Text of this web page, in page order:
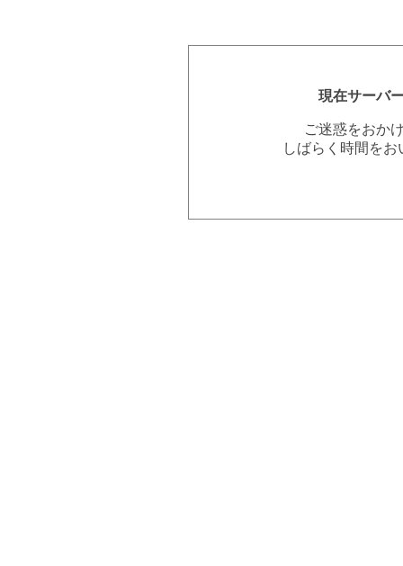
現在サーバ
ご迷惑をおか
しばらく時間を